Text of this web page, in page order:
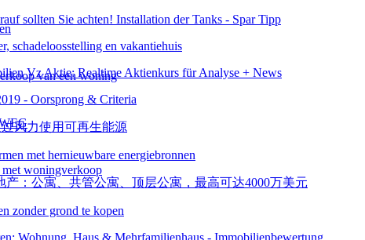
van een woning
woningverkoop
schadeloosstelling en vakantiehuis
- Oorsprong & Criteria
met hernieuwbare energiebronnen
zonder grond te kopen